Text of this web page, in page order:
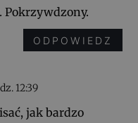
Pokrzywdzony.
ODPOWIEDZ
12:39
jak bardzo